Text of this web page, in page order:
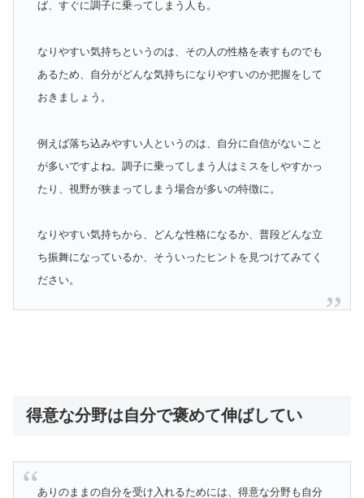
ば、すぐに調子に乗ってしまう人も。
なりやすい気持ちというのは、その人の性格を表すものでも
あるため、自分がどんな気持ちになりやすいのか把握をして
おきましょう。
例えば落ち込みやすい人というのは、自分に自信がないこと
が多いですよね。調子に乗ってしまう人はミスをしやすかっ
たり、視野が狭まってしまう場合が多いの特徴に。
なりやすい気持ちから、どんな性格になるか、普段どんな立
ち振舞になっているか、そういったヒントを見つけてみてく
ださい。
得意な分野は自分で褒めて伸ばしてい
ありのままの自分を受け入れるためには、得意な分野も自分